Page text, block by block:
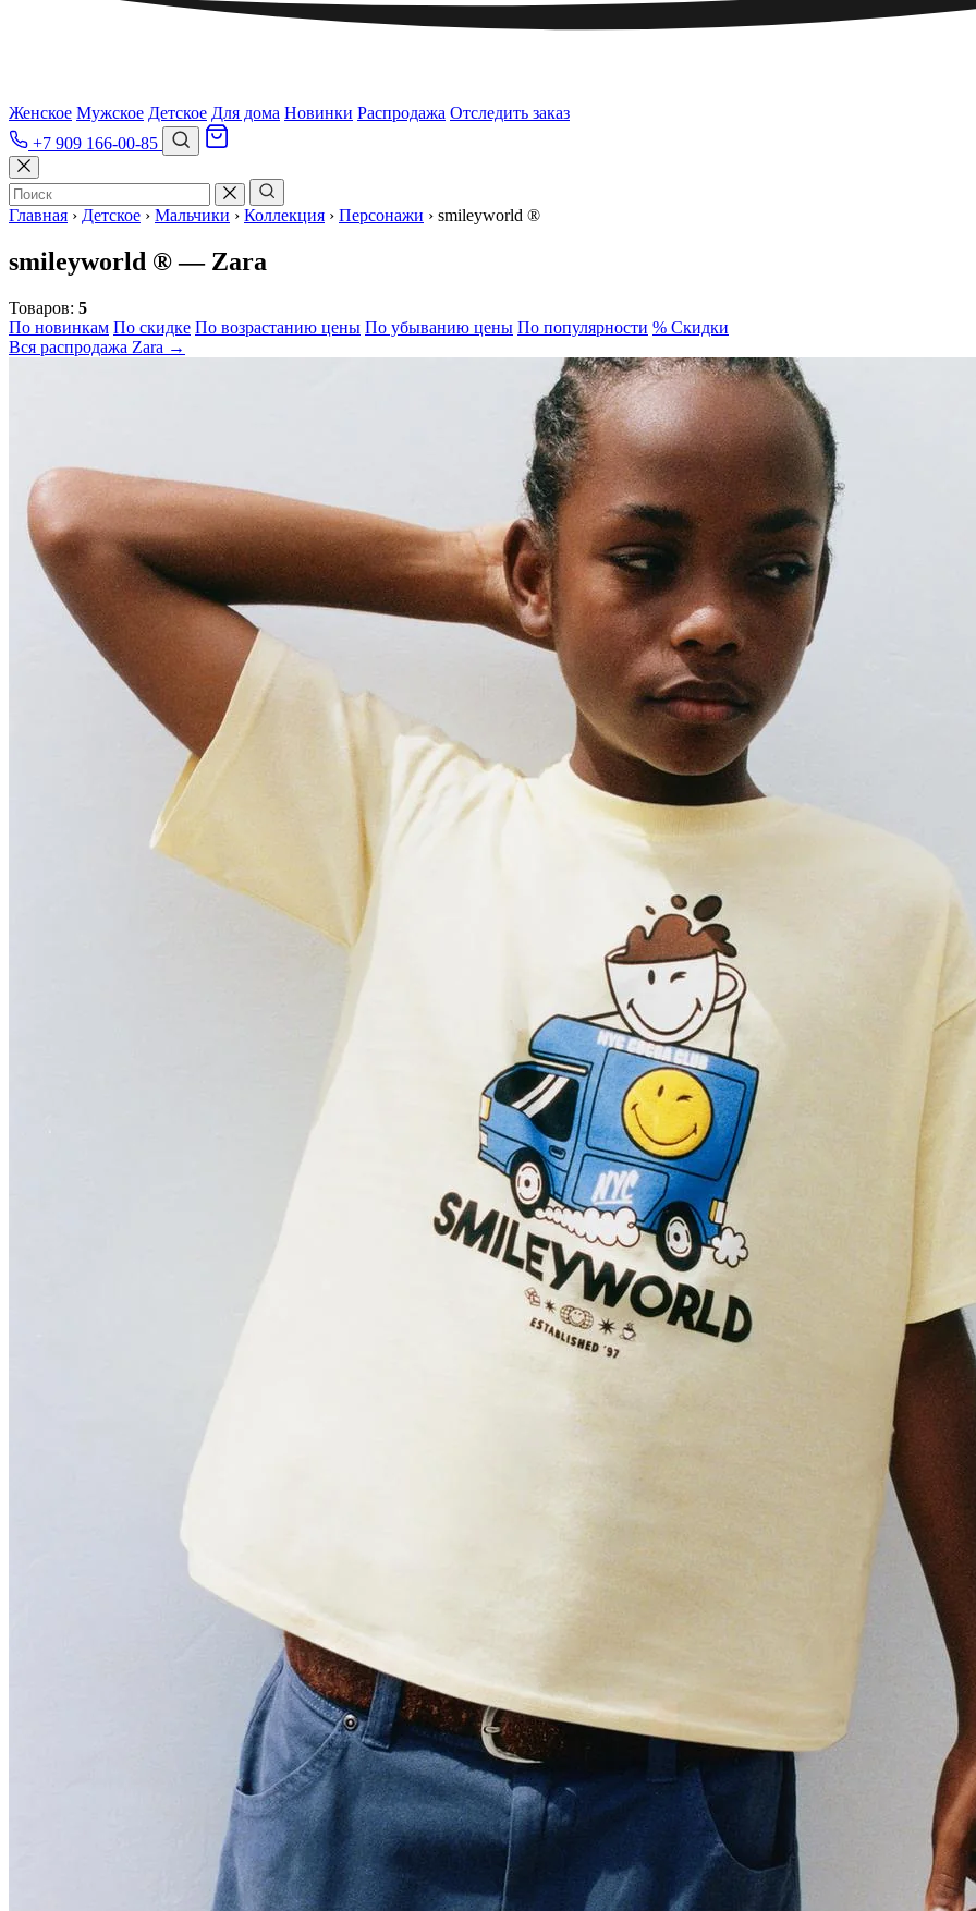
Женское Мужское Детское Для дома Новинки Распродажа Отследить заказ
+7 909 166-00-85
Главная › Детское › Мальчики › Коллекция › Персонажи › smileyworld ®
smileyworld ® — Zara
Товаров: 5
По новинкам По скидке По возрастанию цены По убыванию цены По популярности % Скидки
Вся распродажа Zara →